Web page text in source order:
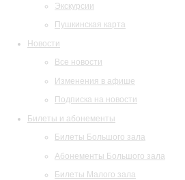
Экскурсии
Пушкинская карта
Новости
Все новости
Изменения в афише
Подписка на новости
Билеты и абонементы
Билеты Большого зала
Абонементы Большого зала
Билеты Малого зала